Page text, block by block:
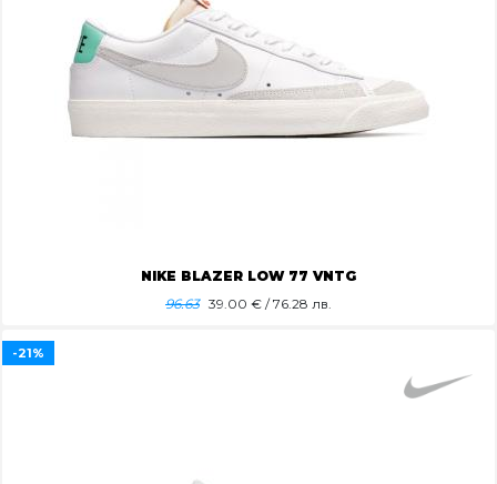
NIKE BLAZER LOW 77 VNTG
96.63 39.00 € / 76.28 лв.
-21%